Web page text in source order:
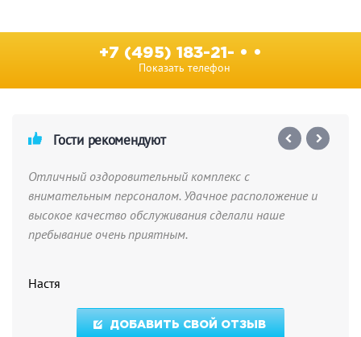
+7 (495) 183-21- • •
Показать телефон
Гости рекомендуют
Отличный оздоровительный комплекс с
внимательным персоналом. Удачное расположение и
высокое качество обслуживания сделали наше
пребывание очень приятным.
Настя
ДОБАВИТЬ СВОЙ ОТЗЫВ